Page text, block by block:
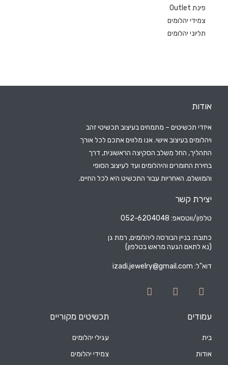
פינת Outlet
צמידי יהלומים
תליוני יהלומים
אודות
איזדי תכשיטים – מתמחים בעיצוב תכשיטי זהב
ויהלומים בעיצוב אישי. אנו מלווים אתכם לכל אורך
התהליך, החל משלב הסקיצה הראשונית, דרך
בחירת החומרים והיהלומים ועד לעיצוב הסופי
והמושלם. האחריות עבור התכשיט היא לכל החיים.
יצירת קשר
טלפון/ווטסאפ: 052-6204048
כתובת: בניין הבורסה ליהלומים, רמת גן
(נא לתאם הגעה מראש בטלפון)
דוא"ל: izadi.jewelry@gmail.com
עמודים
בית
אודות
תכשיטים מקוריים
עגילי יהלומים
צמידי יהלומים